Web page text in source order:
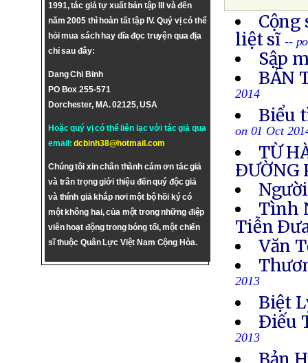
1991, tác giả tự xuất bản tập III và đến
năm 2005 thì hoàn tất tập IV. Quý vị có thể
hỏi mua sách hay dĩa đọc truyện qua địa
chỉ sau đây:
Dang Chi Binh
PO Box 255-571
Dorchester, MA. 02125, USA
Hoặc quý vị có thể liên lạc với tác giả qua
email:dcbinh38@hotmail.com
Chúng tôi xin chân thành cám ơn tác giả
và trân trọng giới thiệu đến quý độc giả
và thính giả khắp nơi một bộ hồi ký có
một không hai, của một trong những điệp
viên hoạt động trong bóng tối, một chiến
sĩ thuộc Quân Lực Việt Nam Cộng Hòa.
Cộng
liệt sĩ --
Sập
BẢN
2014
Biểu
on 01 Oct
TỪ
ÐƯỜNG
Tình
Tiễn
Văn
2013
Biệt
Ðiếu
2013